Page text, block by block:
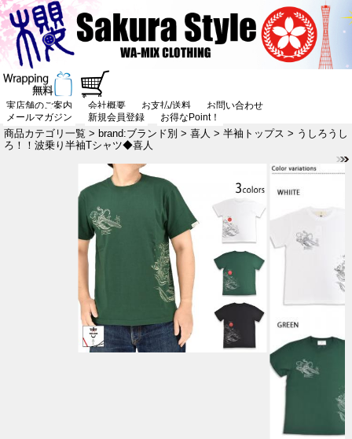
実店舗のご案内 会社概要 お支払/送料
お問い合わせ
メールマガジン
新規会員登録 お得なPoint！
商品カテゴリ一覧 > brand:ブランド別 > 喜人 > 半袖トップス > うしろうし
ろ！！波乗り半袖Tシャツ◆喜人